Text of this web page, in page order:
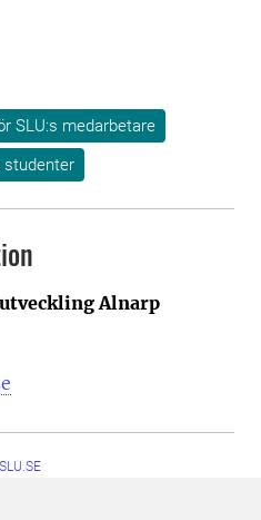
SLU:s medarbetare
studenter
Alnarp